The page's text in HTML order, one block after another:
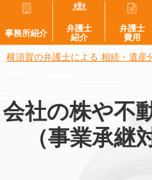
事務所紹介
弁護士
紹介
弁護士
費用
横須賀の弁護士による 相続・遺産
会社の株や不
（事業承継